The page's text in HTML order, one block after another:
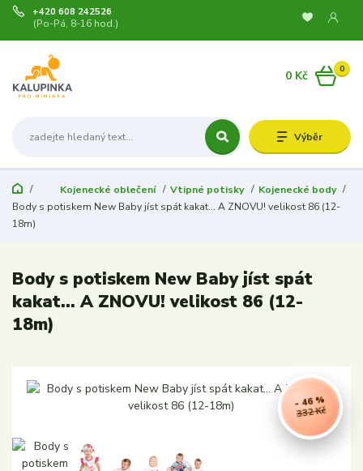
Výběr
+420 608 242526
(Po-Pá, 8-16 hod.)
0
0 Kč
Kojenecké oblečení Vtipné potisky
Kojenecké body
Body s potiskem New Baby jíst spát kakat... A ZNOVU! velikost 86 (12-
18m)
Body s potiskem New Baby jíst spát
kakat... A ZNOVU! velikost 86 (12-
18m)
332 Kč
- 46 %